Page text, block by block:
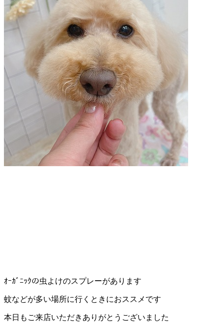
店）
｜
ペ
ッ
ト
サ
ロ
ン・
ル
ｵｰｶﾞﾆｯｸの虫よけのスプレーがあります
蚊などが多い場所に行くときにおススメです
本日もご来店いただきありがとうございました